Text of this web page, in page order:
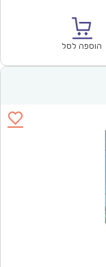
הוספה לסל